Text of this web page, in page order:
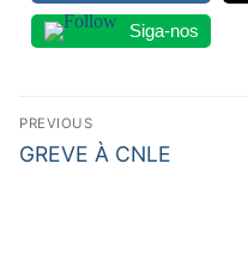
Siga-nos
Navegação
de
PREVIOUS
Previous
GREVE À CNLE